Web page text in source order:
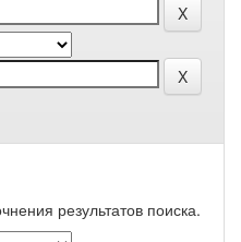
результатов поиска.